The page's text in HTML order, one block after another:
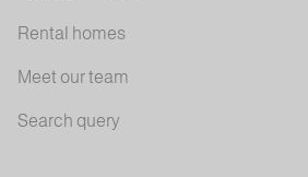
Rental homes
Meet our team
Search query